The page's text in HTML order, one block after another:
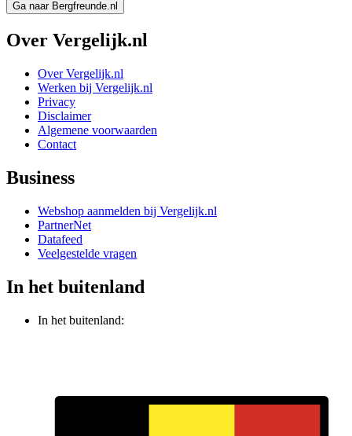
Ga naar Bergfreunde.nl
Over Vergelijk.nl
Over Vergelijk.nl
Werken bij Vergelijk.nl
Privacy
Disclaimer
Algemene voorwaarden
Contact
Business
Webshop aanmelden bij Vergelijk.nl
PartnerNet
Datafeed
Veelgestelde vragen
In het buitenland
In het buitenland: